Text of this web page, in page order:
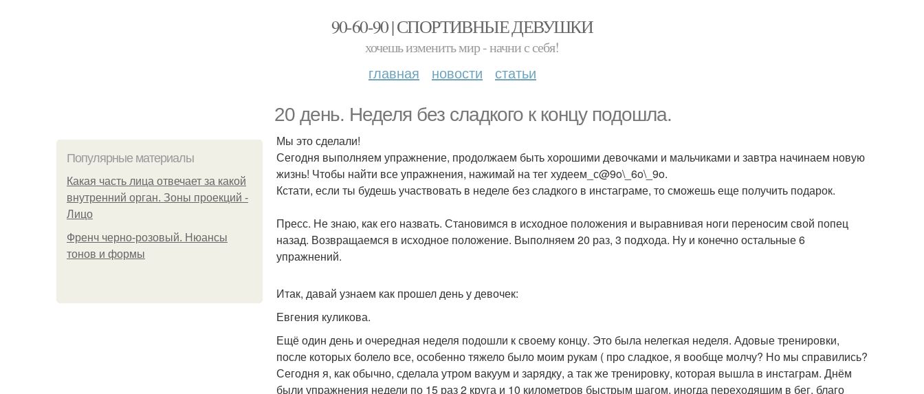
90-60-90 | СПОРТИВНЫЕ ДЕВУШКИ
хочешь изменить мир - начни с себя!
главная новости статьи
20 день. Неделя без сладкого к концу подошла.
Популярные материалы
Какая часть лица отвечает за какой
внутренний орган. Зоны проекций -
Лицо
Френч черно-розовый. Нюансы
тонов и формы
Мы это сделали!
Сегодня выполняем упражнение, продолжаем быть хорошими девочками и мальчиками и завтра начинаем новую
жизнь! Чтобы найти все упражнения, нажимай на тег худеем_с@9o\_6o\_9o.
Кстати, если ты будешь участвовать в неделе без сладкого в инстаграме, то сможешь еще получить подарок.
Пресс. Не знаю, как его назвать. Становимся в исходное положения и выравнивая ноги переносим свой попец
назад. Возвращаемся в исходное положение. Выполняем 20 раз, 3 подхода. Ну и конечно остальные 6
упражнений.
Итак, давай узнаем как прошел день у девочек:
Евгения куликова.
Ещё один день и очередная неделя подошли к своему концу. Это была нелегкая неделя. Адовые тренировки,
после которых болело все, особенно тяжело было моим рукам ( про сладкое, я вообще молчу? Но мы справились?
Сегодня я, как обычно, сделала утром вакуум и зарядку, а так же тренировку, которая вышла в инстаграм. Днём
были упражнения недели по 15 раз 2 круга и 10 километров быстрым шагом, иногда переходящим в бег, благо